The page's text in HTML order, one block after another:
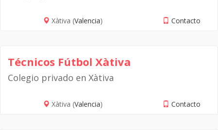
Xàtiva (Valencia) Contacto
Técnicos Fútbol Xàtiva
Colegio privado en Xàtiva
Xàtiva (Valencia) Contacto